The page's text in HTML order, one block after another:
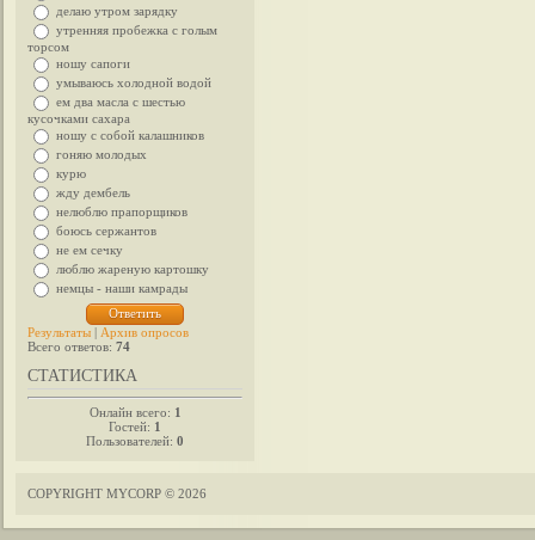
делаю утром зарядку
утренняя пробежка с голым
торсом
ношу сапоги
умываюсь холодной водой
ем два масла с шестью
кусочками сахара
ношу с собой калашников
гоняю молодых
курю
жду дембель
нелюблю прапорщиков
боюсь сержантов
не ем сечку
люблю жареную картошку
немцы - наши камрады
Результаты | Архив опросов
Всего ответов: 74
СТАТИСТИКА
Онлайн всего: 1
Гостей: 1
Пользователей: 0
COPYRIGHT MYCORP © 2026